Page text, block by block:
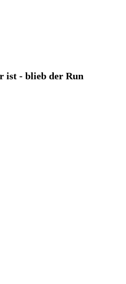
ist - blieb der Run